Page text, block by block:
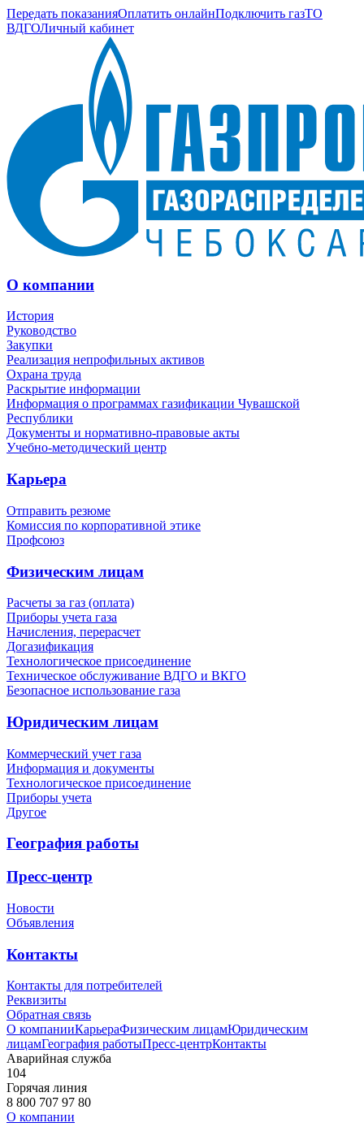
Передать показанияОплатить онлайнПодключить газТО
ВДГОЛичный кабинет
О компании
История
Руководство
Закупки
Реализация непрофильных активов
Охрана труда
Раскрытие информации
Информация о программах газификации Чувашской
Республики
Документы и нормативно-правовые акты
Учебно-методический центр
Карьера
Отправить резюме
Комиссия по корпоративной этике
Профсоюз
Физическим лицам
Расчеты за газ (оплата)
Приборы учета газа
Начисления, перерасчет
Догазификация
Технологическое присоединение
Техническое обслуживание ВДГО и ВКГО
Безопасное использование газа
Юридическим лицам
Коммерческий учет газа
Информация и документы
Технологическое присоединение
Приборы учета
Другое
География работы
Пресс-центр
Новости
Объявления
Контакты
Контакты для потребителей
Реквизиты
Обратная связь
О компанииКарьераФизическим лицамЮридическим
лицамГеография работыПресс-центрКонтакты
Аварийная служба
104
Горячая линия
8 800 707 97 80
О компании